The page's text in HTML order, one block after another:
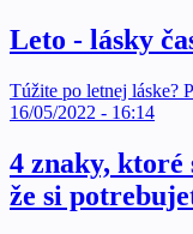
Leto - lásky
Túžite po letnej láske?
16/05/2022 - 16:14
4 znaky, ktoré
že si